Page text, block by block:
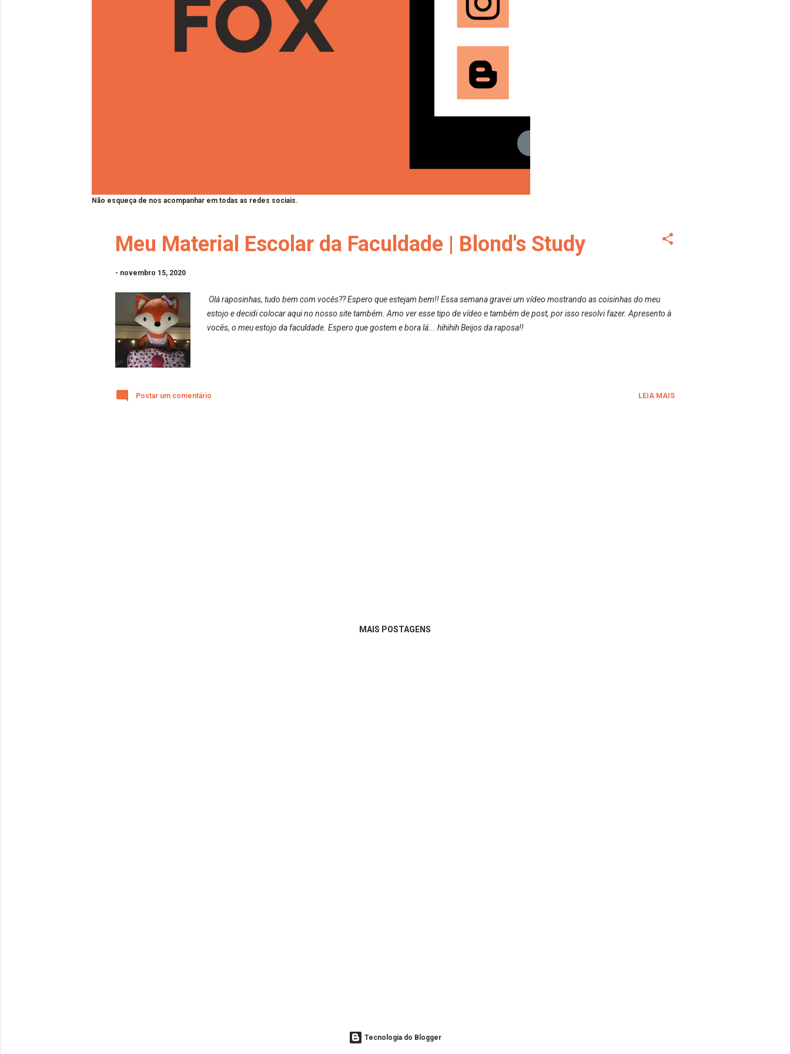
Não esqueça de nos acompanhar em todas as redes sociais.
Meu Material Escolar da Faculdade | Blond's Study
- novembro 15, 2020
Olá raposinhas, tudo bem com vocês?? Espero que estejam bem!! Essa semana gravei um vídeo mostrando as coisinhas do meu
estojo e decidi colocar aqui no nosso site também. Amo ver esse tipo de vídeo e também de post, por isso resolvi fazer. Apresento à
vocês, o meu estojo da faculdade. Espero que gostem e bora lá... hihihih Beijos da raposa!!
Postar um comentário LEIA MAIS
MAIS POSTAGENS
Tecnologia do Blogger